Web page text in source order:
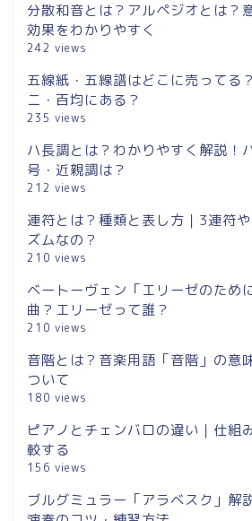
分散和音とは？アルペジオとは？
効果をわかりやすく
242 views
五線紙・五線譜はどこに売ってる
ニ・百均にある？
235 views
ハ長調とは？わかりやすく解説！
号・近親調は？
212 views
連符とは？種類と表し方｜3連符
ズムなの？
210 views
ベートーヴェン「エリーゼのため
曲？エリーゼって誰？
210 views
音階とは？音楽用語「音階」の意
ついて
180 views
ピアノとチェンバロの違い｜仕組
較する
156 views
ブルグミュラー「アラベスク」解